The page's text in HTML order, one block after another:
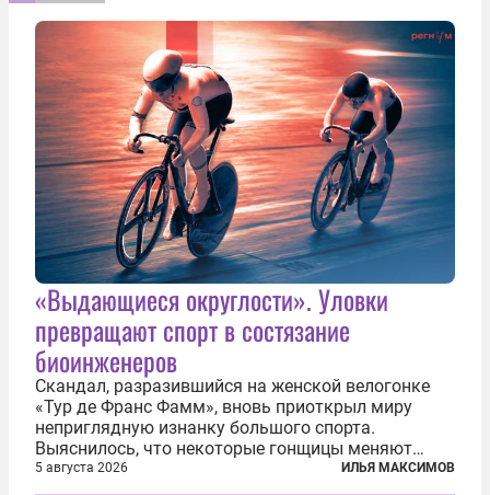
«Выдающиеся округлости». Уловки
превращают спорт в состязание
биоинженеров
Скандал, разразившийся на женской велогонке
«Тур де Франс Фамм», вновь приоткрыл миру
неприглядную изнанку большого спорта.
Выяснилось, что некоторые гонщицы меняют
размер груди ради улучшения аэродинамики. За
фасадом труда, мастерства, упорства и
5 августа 2026 ИЛЬЯ МАКСИМОВ